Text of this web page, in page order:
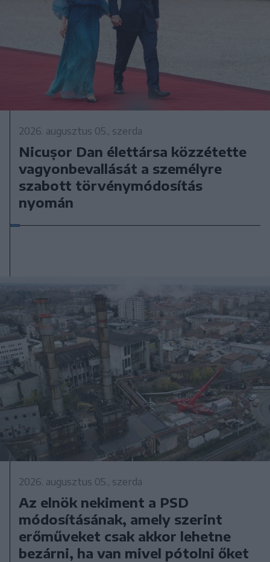
2026. augusztus 05., szerda
Nicușor Dan élettársa közzétette
vagyonbevallását a személyre
szabott törvénymódosítás
nyomán
2026. augusztus 05., szerda
Az elnök nekiment a PSD
módosításának, amely szerint
erőműveket csak akkor lehetne
bezárni, ha van mivel pótolni őket